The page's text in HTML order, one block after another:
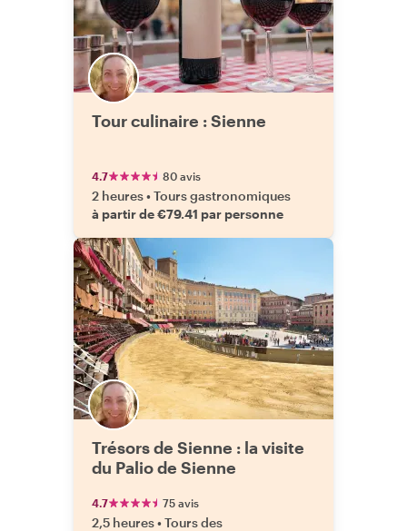
Tour culinaire : Sienne
4.7 80 avis
2 heures•Tours gastronomiques
à partir de €79.41 par personne
Trésors de Sienne : la visite
du Palio de Sienne
4.7 75 avis
2,5 heures•Tours des